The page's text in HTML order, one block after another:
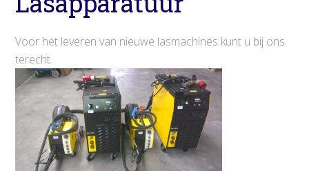
Voor het leveren van nieuwe lasmachines kunt u bij ons
terecht.